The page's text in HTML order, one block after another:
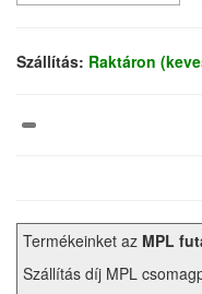
Szállítás: Raktáron
Termékeinket az MPL
Szállítás díj MPL